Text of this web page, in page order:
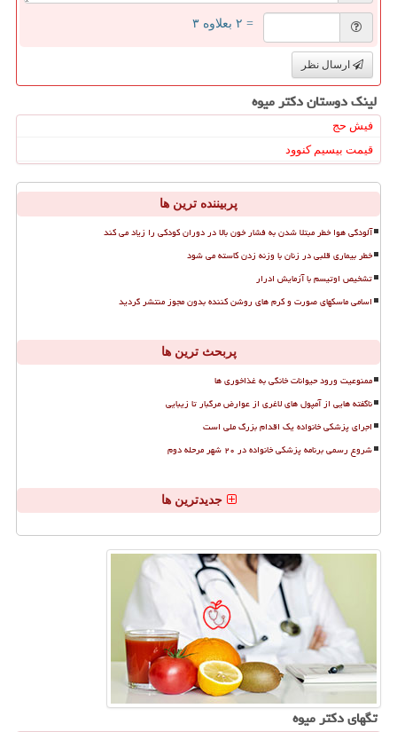
= ۲ بعلاوه ۳
ارسال نظر
لینک دوستان دكتر میوه
فیش حج
قیمت بیسیم کنوود
پربیننده ترین ها
آلودگی هوا خطر مبتلا شدن به فشار خون بالا در دوران کودکی را زیاد می کند
خطر بیماری قلبی در زنان با وزنه زدن کاسته می شود
تشخیص اوتیسم با آزمایش ادرار
اسامی ماسکهای صورت و کرم های روشن کننده بدون مجوز منتشر گردید
پربحث ترین ها
ممنوعیت ورود حیوانات خانگی به غذاخوری ها
ناگفته هایی از آمپول های لاغری از عوارض مرگبار تا زیبایی
اجرای پزشکی خانواده یک اقدام بزرگ ملی است
شروع رسمی برنامه پزشکی خانواده در ۲۰ شهر مرحله دوم
جدیدترین ها
تگهای دكتر میوه